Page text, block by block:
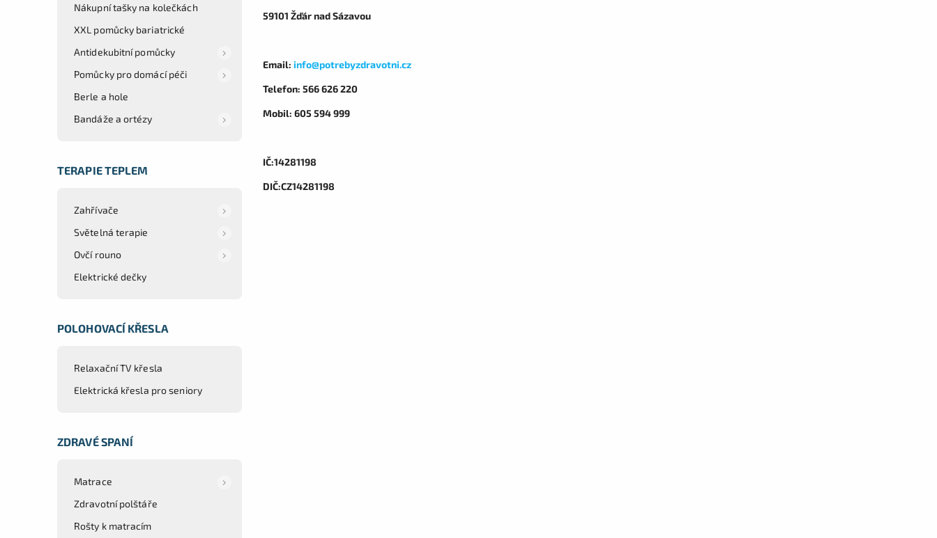
Nákupní tašky na kolečkách
XXL pomůcky bariatrické
Antidekubitní pomůcky
Pomůcky pro domácí péči
Berle a hole
Bandáže a ortézy
TERAPIE TEPLEM
Zahřívače
Světelná terapie
Ovčí rouno
Elektrické dečky
POLOHOVACÍ KŘESLA
Relaxační TV křesla
Elektrická křesla pro seniory
ZDRAVÉ SPANÍ
Matrace
Zdravotní polštáře
Rošty k matracím
59101 Žďár nad Sázavou
Email: info@potrebyzdravotni.cz
Telefon: 566 626 220
Mobil: 605 594 999
IČ:14281198
DIČ:CZ14281198